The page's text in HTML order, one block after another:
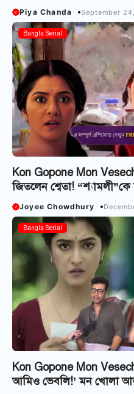
Piya Chanda September
Bangla Serial
Kon Gopone Mon
জিতলেন শ্বেতা!
Joyee Chowdhury
Bangla Serial
Kon Gopone Mon
আমিও ভেবলি!’ মন খোলা